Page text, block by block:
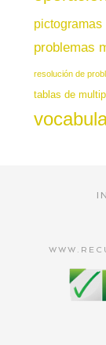
pictogramas
problemas
resolución de
tablas de